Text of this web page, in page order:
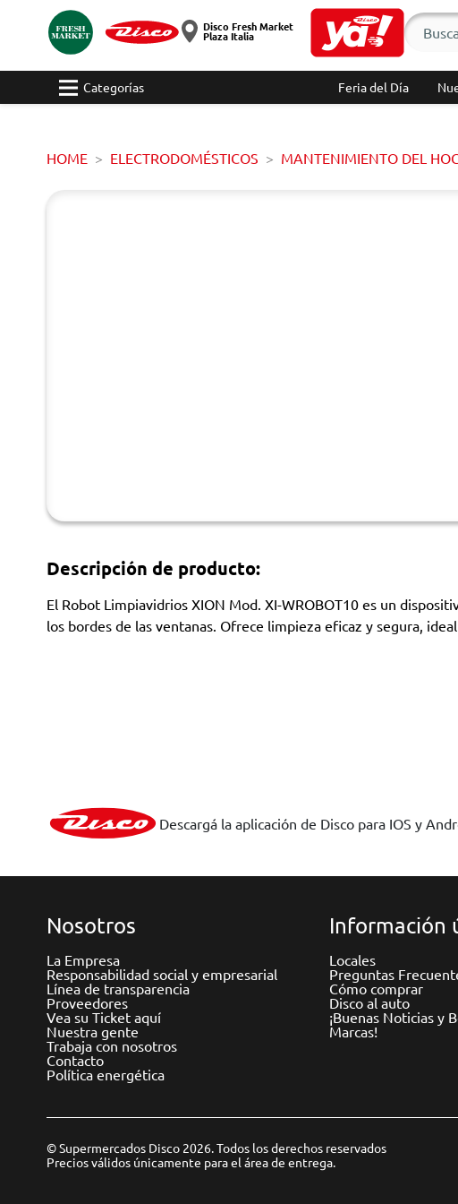
Disco Fresh Market
Plaza Italia
Categorías Feria del Día
HOME ELECTRODOMÉSTICOS MANTENIMIENTO DEL
Descripción de producto:
El Robot Limpiavidrios XION Mod. XI-WROBOT10 es un
los bordes de las ventanas. Ofrece limpieza eficaz y segura,
Descargá la aplicación de Disco para IOS y
Nosotros
La Empresa
Responsabilidad social y empresarial
Línea de transparencia
Proveedores
Vea su Ticket aquí
Nuestra gente
Trabaja con nosotros
Contacto
Política energética
Información
Locales
Preguntas
Cómo comprar
Disco al auto
¡Buenas Noticias y
Marcas!
© Supermercados Disco 2026. Todos los derechos reservados
Precios válidos únicamente para el área de entrega.